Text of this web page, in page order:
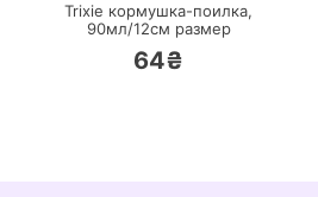
Trixie кормушка-поилка,
90мл/12см размер
64₴